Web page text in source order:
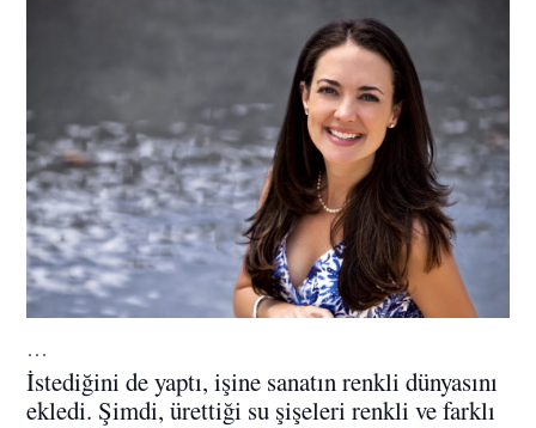
…
İstediğini de yaptı, işine sanatın renkli dünyasını
ekledi. Şimdi, ürettiği su şişeleri renkli ve farklı